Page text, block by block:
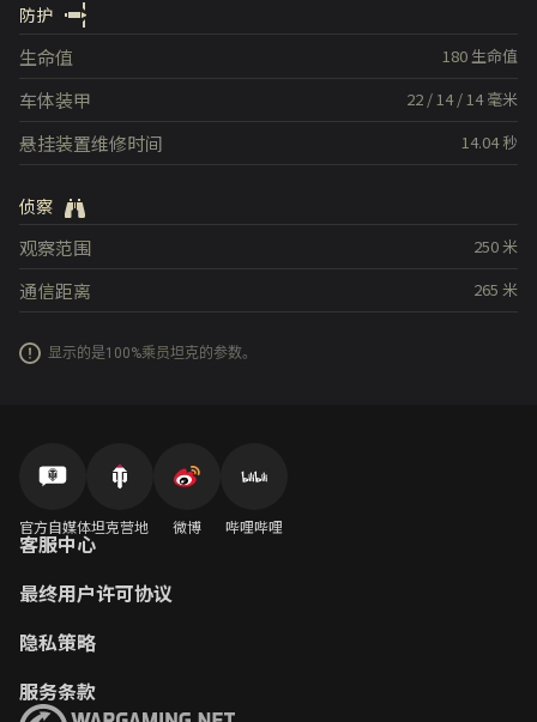
防护
180 生命值
生命值
22 /14/14毫米
车体装甲
14.04秒
悬挂装置维修时间
侦察
250米
观察范围
265 米
通信距离
显示的是100%乘员坦克的参数。
官方自媒体坦克营地 微博 哔哩哔哩
客服中心
最终用户许可协议
隐私策略
服务条款